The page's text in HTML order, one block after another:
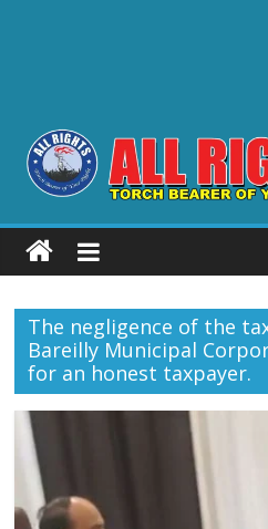
ALL
RIGHTS
Torch
Bearer
of
your
Rights
The negligence of the
Bareilly Municipal
for an honest taxpayer.